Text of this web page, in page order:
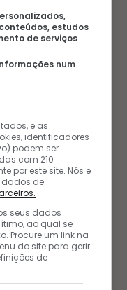
em
estudos
de serviços
num
e as
identificadores
podem ser
com 210
por este site. Nós e
dados de
seus dados
ao qual se
Procure um link na
do site para gerir
de